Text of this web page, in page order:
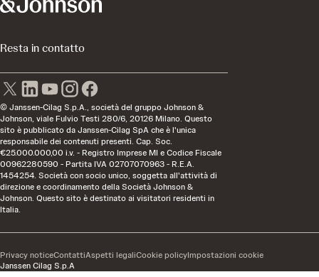
Resta in contatto
© Janssen-Cilag S.p.A., società del gruppo Johnson &
Johnson, viale Fulvio Testi 280/6, 20126 Milano. Questo
sito è pubblicato da Janssen-Cilag SpA che è l'unica
responsabile dei contenuti presenti. Cap. Soc.
€25.000.000,00 i.v. - Registro Imprese MI e Codice Fiscale
00962280590 - Partita IVA 02707070963 - R.E.A.
1454254. Società con socio unico, soggetta all'attività di
direzione e coordinamento della Società Johnson &
Johnson. Questo sito è destinato ai visitatori residenti in
Italia.
Janssen Cilag S.p.A
Privacy noticeContattiAspetti legaliCookie policyImpostazioni cookie